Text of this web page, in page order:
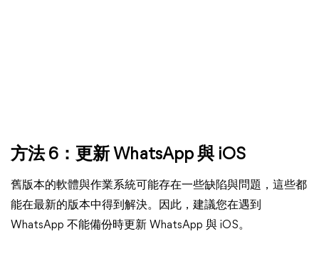
方法 6：更新 WhatsApp 與 iOS
舊版本的軟體與作業系統可能存在一些缺陷與問題，這些都
能在最新的版本中得到解決。因此，建議您在遇到
WhatsApp 不能備份時更新 WhatsApp 與 iOS。